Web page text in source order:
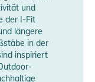
und
der I-Fit
längere
in der
inspiriert